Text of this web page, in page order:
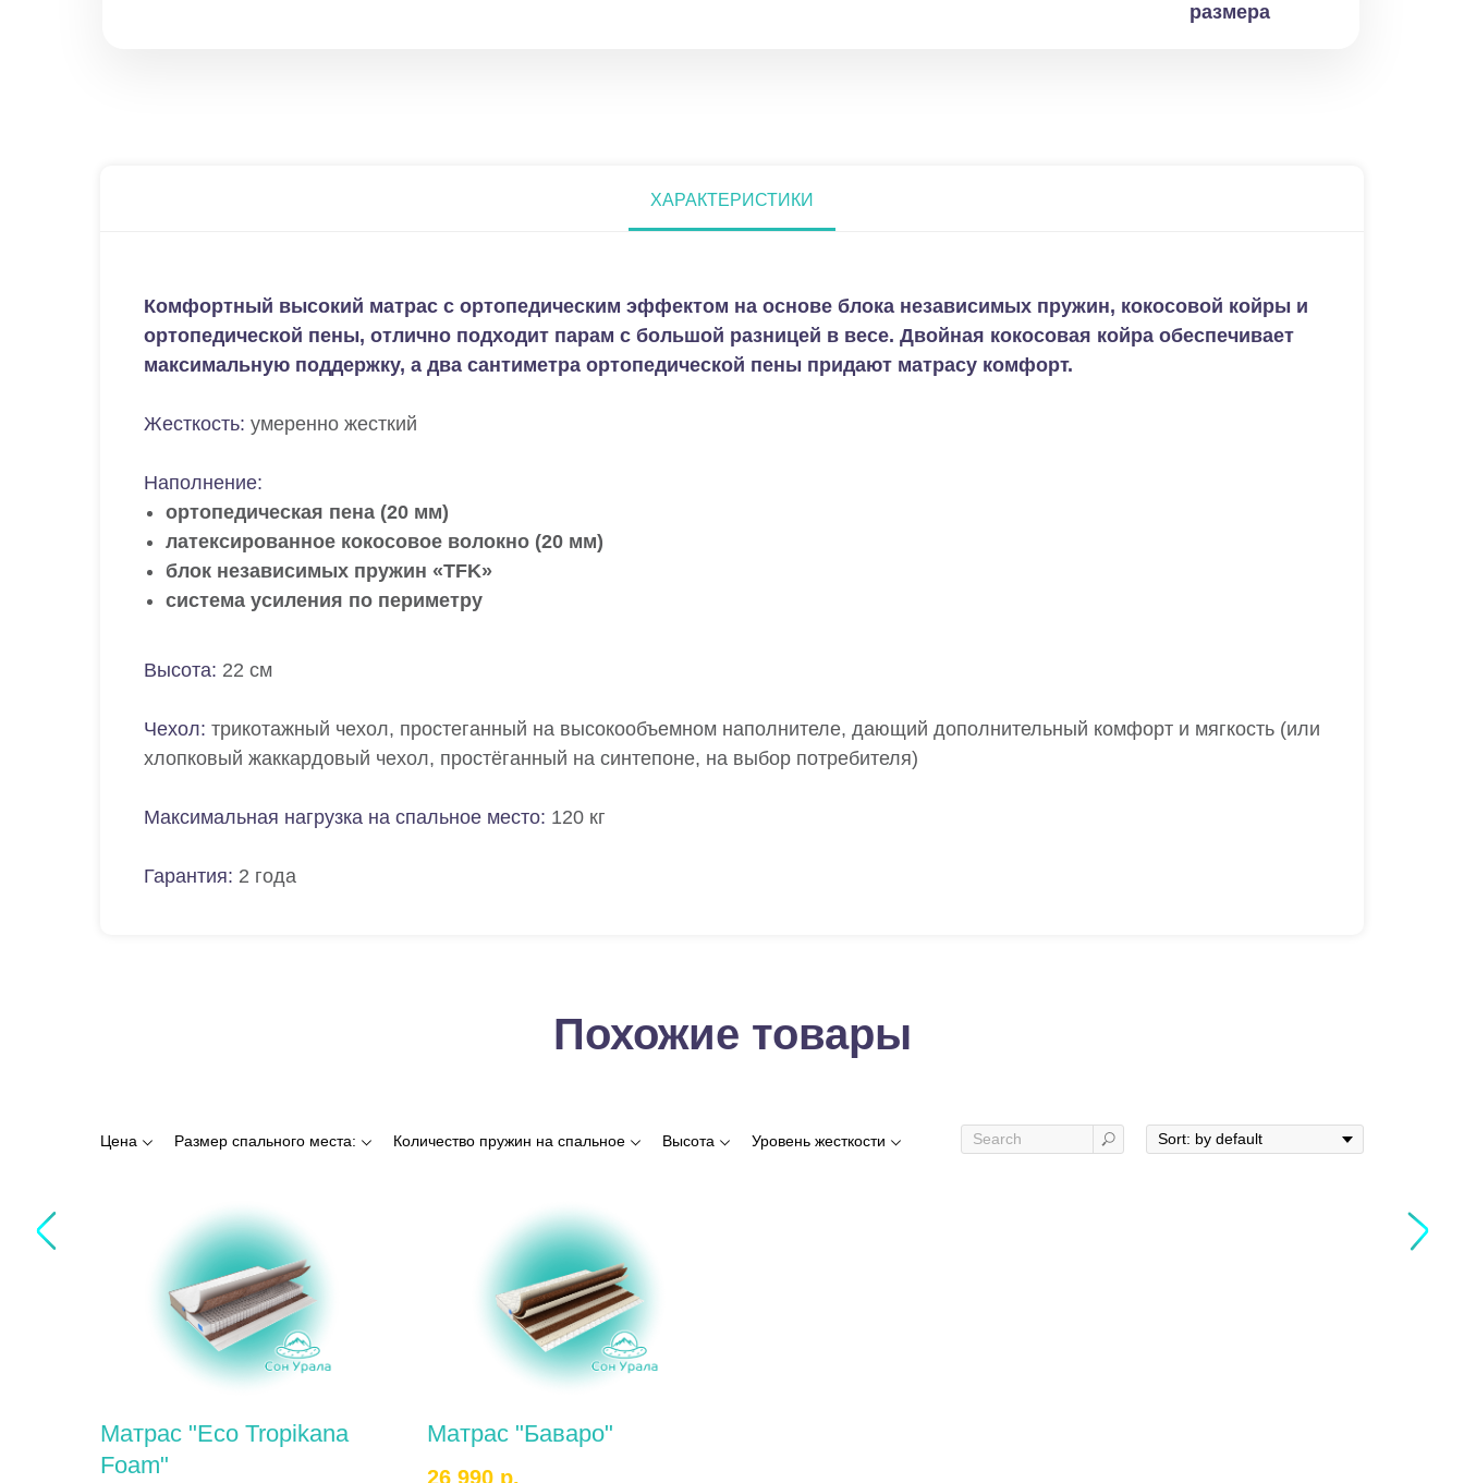
размера
ХАРАКТЕРИСТИКИ
Комфортный высокий матрас с ортопедическим эффектом на основе блока независимых пружин, кокосовой койры и
ортопедической пены, отлично подходит парам с большой разницей в весе. Двойная кокосовая койра обеспечивает
максимальную поддержку, а два сантиметра ортопедической пены придают матрасу комфорт.
Жесткость: умеренно жесткий
Наполнение:
ортопедическая пена (20 мм)
латексированное кокосовое волокно (20 мм)
блок независимых пружин «TFK»
система усиления по периметру
Высота: 22 см
Чехол: трикотажный чехол, простеганный на высокообъемном наполнителе, дающий дополнительный комфорт и мягкость (или
хлопковый жаккардовый чехол, простёганный на синтепоне, на выбор потребителя)
Максимальная нагрузка на спальное место: 120 кг
Гарантия: 2 года
Похожие товары
Цена Размер спального места: Количество пружин на спальное Высота Уровень жесткости
Матрас "Eco Tropikana
Foam"
Матрас "Баваро"
26 990 р.